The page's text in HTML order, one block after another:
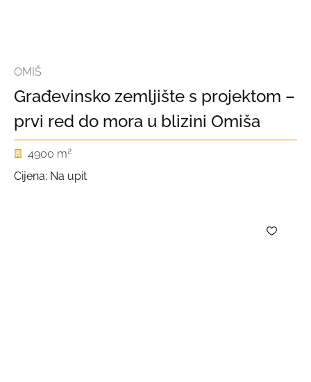
OMIŠ
Građevinsko zemljište s projektom –
prvi red do mora u blizini Omiša
4900 m2
Cijena: Na upit